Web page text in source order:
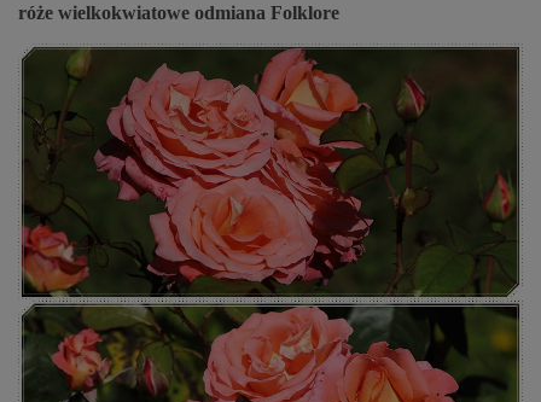
róże wielkokwiatowe odmiana Folklore